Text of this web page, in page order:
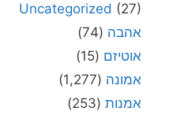
Uncategorized (27)
אהבה (74)
אוטיזם (15)
אמונה (1,277)
אמנות (253)